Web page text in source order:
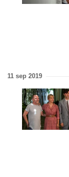
11 sep 2019